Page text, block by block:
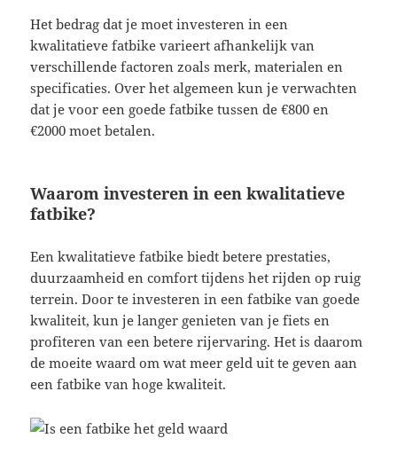
Het bedrag dat je moet investeren in een
kwalitatieve fatbike varieert afhankelijk van
verschillende factoren zoals merk, materialen en
specificaties. Over het algemeen kun je verwachten
dat je voor een goede fatbike tussen de €800 en
€2000 moet betalen.
Waarom investeren in een kwalitatieve
fatbike?
Een kwalitatieve fatbike biedt betere prestaties,
duurzaamheid en comfort tijdens het rijden op ruig
terrein. Door te investeren in een fatbike van goede
kwaliteit, kun je langer genieten van je fiets en
profiteren van een betere rijervaring. Het is daarom
de moeite waard om wat meer geld uit te geven aan
een fatbike van hoge kwaliteit.